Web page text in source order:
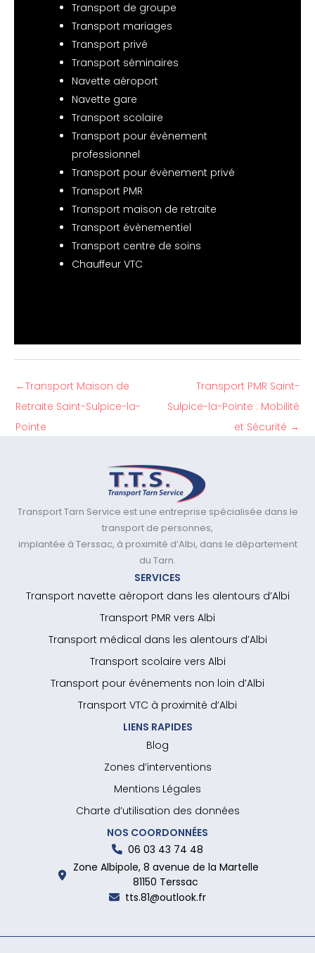
Transport de groupe
Transport mariages
Transport privé
Transport séminaires
Navette aéroport
Navette gare
Transport scolaire
Transport pour évènement
professionnel
Transport pour évènement privé
Transport PMR
Transport maison de retraite
Transport évènementiel
Transport centre de soins
Chauffeur VTC
←Transport Maison de
Retraite Saint-Sulpice-la-
Pointe
Transport PMR Saint-
Sulpice-la-Pointe : Mobilité
et Sécurité →
Transport Tarn Service est une entreprise spécialisée dans le
transport de personnes,
implantée à Terssac, à proximité d’Albi, dans le département
du Tarn.
SERVICES
Transport navette aéroport dans les alentours d’Albi
Transport PMR vers Albi
Transport médical dans les alentours d’Albi
Transport scolaire vers Albi
Transport pour événements non loin d’Albi
Transport VTC à proximité d’Albi
LIENS RAPIDES
Blog
Zones d’interventions
Mentions Légales
Charte d’utilisation des données
NOS COORDONNÉES
06 03 43 74 48
Zone Albipole, 8 avenue de la Martelle
81150 Terssac
tts.81@outlook.fr